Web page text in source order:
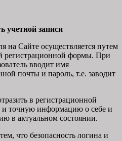
учетной записи
на Сайте осуществляется путем
регистрационной формы. При
вводит имя
почты и пароль, т.е. заводит
в регистрационной
точную информацию о себе и
в актуальном состоянии.
что безопасность логина и